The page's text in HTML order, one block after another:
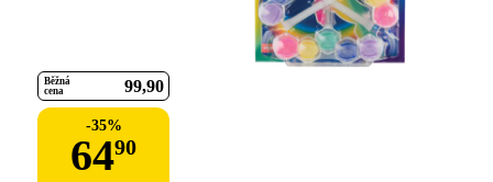
Běžná
cena
99 90
-35%
6490